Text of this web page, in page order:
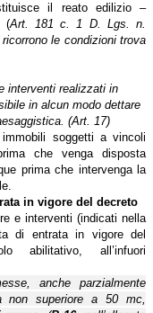
il reato edilizio –
(Art. 181 c. 1 D. Lgs. n.
le condizioni trova
interventi realizzati in
in alcun modo dettare
(Art. 17)
soggetti a vincoli
che venga disposta
prima che intervenga la
in vigore del decreto
e interventi (indicati nella
di entrata in vigore del
abilitativo, all’infuori
anche parzialmente
non superiore a 50 mc,